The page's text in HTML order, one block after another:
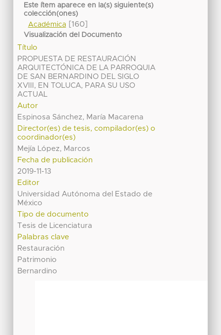
Este ítem aparece en la(s) siguiente(s)
colección(ones)
Académica[160]
Visualización del Documento
Título
PROPUESTA DE RESTAURACIÓN
ARQUITECTÓNICA DE LA PARROQUIA
DE SAN BERNARDINO DEL SIGLO
XVIII, EN TOLUCA, PARA SU USO
ACTUAL
Autor
Espinosa Sánchez, María Macarena
Director(es) de tesis, compilador(es) o
coordinador(es)
Mejía López, Marcos
Fecha de publicación
2019-11-13
Editor
Universidad Autónoma del Estado de
México
Tipo de documento
Tesis de Licenciatura
Palabras clave
Restauración
Patrimonio
Bernardino